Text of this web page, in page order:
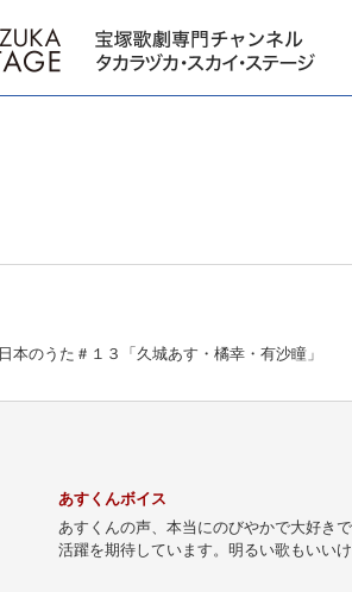
日本のうた＃１３「久城あす・橘幸・有沙瞳」
あすくんボイス
あすくんの声、本当にのびやかで大好き
活躍を期待しています。明るい歌もいい